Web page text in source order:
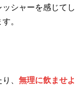
シャーを感じてし
。
、 無理に飲ませよ